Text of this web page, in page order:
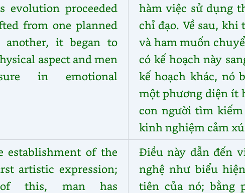
evolution proceeded
from one planned
another, it began to
aspect and men
in emotional
hàm việc sử dụng
chỉ đạo. Về sau, khi
và ham muốn
có kế hoạch này
kế hoạch khác, nó
một phương diện ít
con người tìm
kinh nghiệm cảm
establishment of the
artistic expression;
this, man has
Điều này dẫn đến
nghệ như biểu
tiên của nó; bằng